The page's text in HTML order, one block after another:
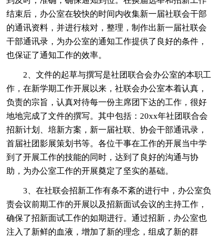
结束后，办公室在较快的时间内收集新一届社联会干部
的通讯资料，并进行核对，整理，制作出新一届社联会
干部通讯录，为办公室的通知工作提供了良好的条件，
也保证了通知工作的效率。
2、文件的起草与撰写是社团联合会办公室的本职工
作，在新学期工作开展以来，社联会办公室本着认真，
负责的宗旨，认真对待每一份主席团下达的工作，很好
地地完成了文件的撰写。其中包括：20xx年社团联合会
招新计划、培新方案，新一届社联、协会干部通讯录，
首届社团影展策划书等。各位干事在工作的开展当中学
到了开展工作的技能的同时，达到了良好的沟通与协
助，为办公室工作的开展奠定了坚实的基础。
3、在社联会招新工作有条不紊的进行中，办公室负
责会议前期工作的开展以及招新面试会议的主持工作，
确保了招新面试工作的如期进行。通过招新，办公室也
注入了新鲜的血液，增加了新的理念，组成了新的群